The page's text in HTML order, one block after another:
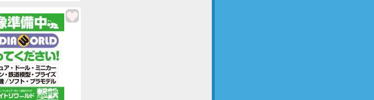
ぐりーんまっく